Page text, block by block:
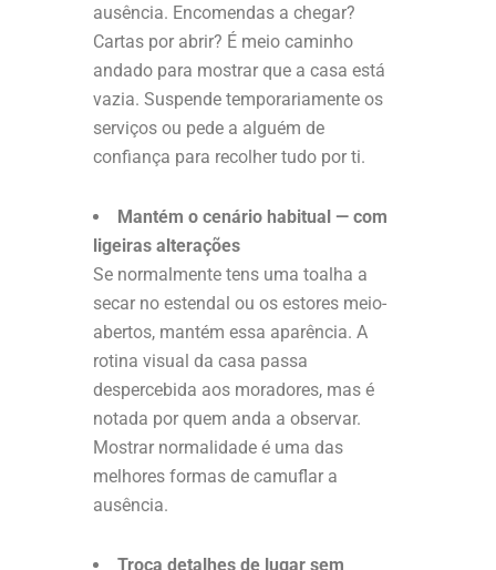
ausência. Encomendas a chegar?
Cartas por abrir? É meio caminho
andado para mostrar que a casa está
vazia. Suspende temporariamente os
serviços ou pede a alguém de
confiança para recolher tudo por ti.
Mantém o cenário habitual — com
ligeiras alterações
Se normalmente tens uma toalha a
secar no estendal ou os estores meio-
abertos, mantém essa aparência. A
rotina visual da casa passa
despercebida aos moradores, mas é
notada por quem anda a observar.
Mostrar normalidade é uma das
melhores formas de camuflar a
ausência.
Troca detalhes de lugar sem